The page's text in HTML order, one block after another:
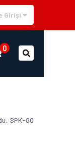
Girişi
0
SPK-80